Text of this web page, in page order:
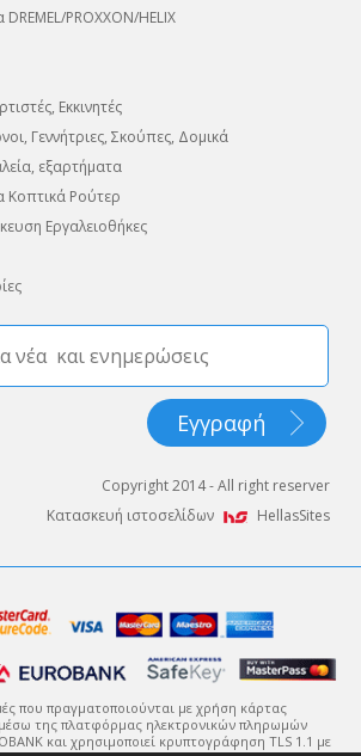
PROXXON/HELIX
Εκκινητές
Γεννήτριες, Σκούπες, Δομικά
εξαρτήματα
Κοπτικά Ρούτερ
Εργαλειοθήκες
Copyright 2014 - All right reserver
Κατασκευή ιστοσελίδων
HellasSites
που πραγματοποιούνται με χρήση κάρτας
μέσω της πλατφόρμας ηλεκτρονικών πληρωμών
και χρησιμοποιεί κρυπτογράφηση TLS 1.1 με